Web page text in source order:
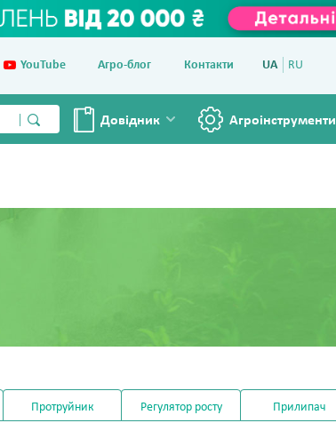
YouTube Агро-блог Контакти UA RU
Довiдник Агроінструменти
Протруйник Регулятор росту Прилипач